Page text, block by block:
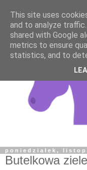
poniedziałek,
Butelkowa
This site uses
and to analyze
shared with Google
metrics to ensure
statistics, and to